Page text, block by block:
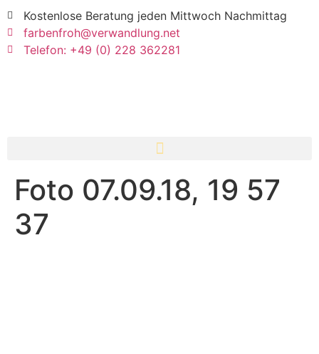
Kostenlose Beratung jeden Mittwoch Nachmittag
farbenfroh@verwandlung.net
Telefon: +49 (0) 228 362281
Foto 07.09.18, 19 57
37